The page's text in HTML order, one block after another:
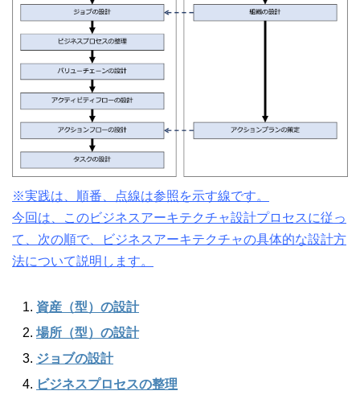
※実践は、順番、点線は参照を示す線です。
今回は、このビジネスアーキテクチャ設計プロセスに従っ
て、次の順で、ビジネスアーキテクチャの具体的な設計方
法について説明します。
資産（型）の設計
場所（型）の設計
ジョブの設計
ビジネスプロセスの整理